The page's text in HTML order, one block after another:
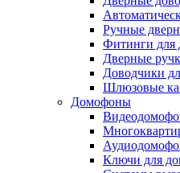
Ручные
Фитинги для
Дверные
Доводчики
Шлюзовые
Домофоны
Ключи для